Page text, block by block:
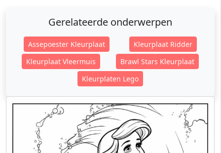
Gerelateerde onderwerpen
Assepoester Kleurplaat
Kleurplaat Ridder
Kleurplaat Vleermuis
Brawl Stars Kleurplaat
Kleurplaten Lego